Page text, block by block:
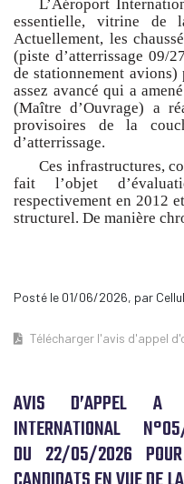
L’Aéroport
essentielle, vitrine de
Actuellement, les
(piste d’atterrissage 09/
de stationnement avions)
assez avancé qui a
(Maître d’Ouvrage) a
provisoires de la
d’atterrissage.
Ces infrastructures,
fait l’objet
respectivement en 2012
structurel. De manière
Posté le 01/06/2026, par
Télécharger l'avis d'appel
AVIS D’APPEL A
INTERNATIONAL
DU 22/05/2026 POUR